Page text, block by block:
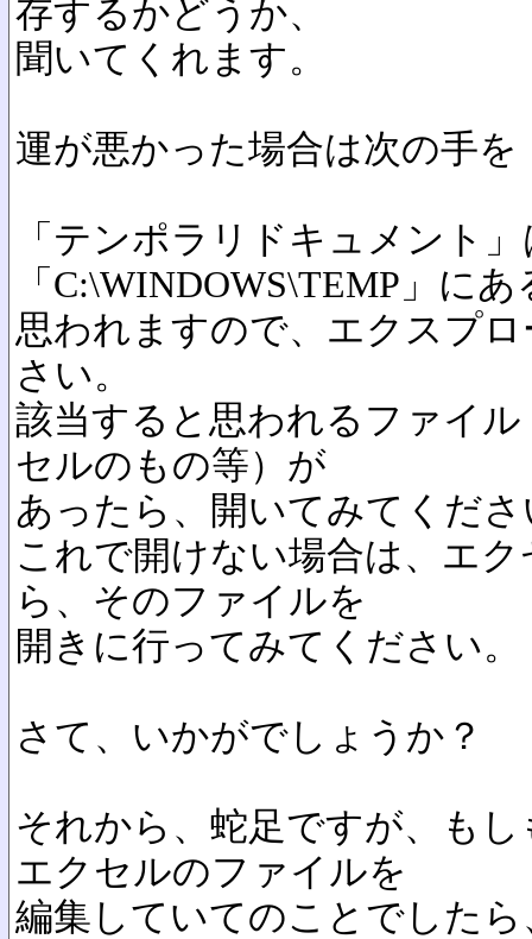
存するかどうか、
聞いてくれます。
運が悪かった場合は次の手を
「テンポラリドキュメント
「C:\WINDOWS\TEMP」にあ
思われますので、エクスプ
さい。
該当すると思われるファイ
セルのもの等）が
あったら、開いてみてくださ
これで開けない場合は、エ
ら、そのファイルを
開きに行ってみてください。
さて、いかがでしょうか？
それから、蛇足ですが、も
エクセルのファイルを
編集していてのことでした